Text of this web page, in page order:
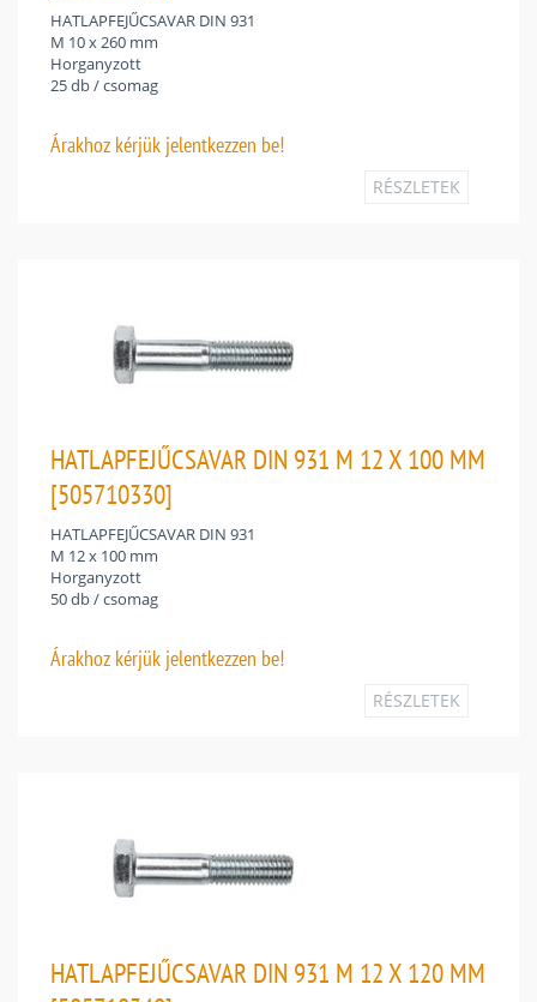
HATLAPFEJŰCSAVAR DIN 931
M 10 x 260 mm
Horganyzott
25 db / csomag
Árakhoz kérjük jelentkezzen be!
RÉSZLETEK
HATLAPFEJŰCSAVAR DIN 931 M 12 X 100 MM
[505710330]
HATLAPFEJŰCSAVAR DIN 931
M 12 x 100 mm
Horganyzott
50 db / csomag
Árakhoz kérjük jelentkezzen be!
RÉSZLETEK
HATLAPFEJŰCSAVAR DIN 931 M 12 X 120 MM